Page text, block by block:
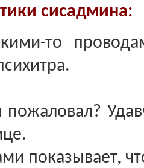
сисадмина:
то
пожаловал?
показывает,